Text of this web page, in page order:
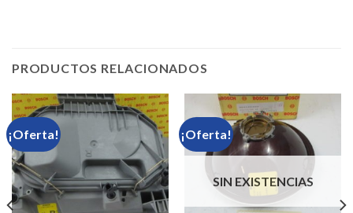
PRODUCTOS RELACIONADOS
¡Oferta! ¡Oferta!
SIN EXISTENCIAS